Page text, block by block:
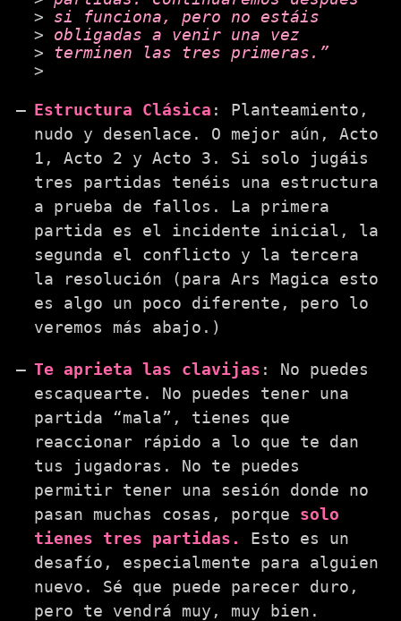
si funciona, pero no estáis
obligadas a venir una vez
terminen las tres primeras.”
Estructura Clásica : Planteamiento,
nudo y desenlace. O mejor aún, Acto
1, Acto 2 y Acto 3. Si solo jugáis
tres partidas tenéis una estructura
a prueba de fallos. La primera
partida es el incidente inicial, la
segunda el conflicto y la tercera
la resolución (para Ars Magica esto
es algo un poco diferente, pero lo
veremos más abajo.)
Te aprieta las clavijas : No puedes
escaquearte. No puedes tener una
partida “mala”, tienes que
reaccionar rápido a lo que te dan
tus jugadoras. No te puedes
permitir tener una sesión donde no
pasan muchas cosas, porque solo
tienes tres partidas.
Esto es un
desafío, especialmente para alguien
nuevo. Sé que puede parecer duro,
pero te vendrá muy, muy bien.